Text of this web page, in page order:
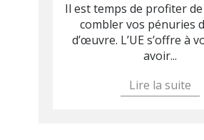
Il est temps de profiter de
combler vos pénuries
d’œuvre. L’UE s’offre à
avoir...
Lire la suite